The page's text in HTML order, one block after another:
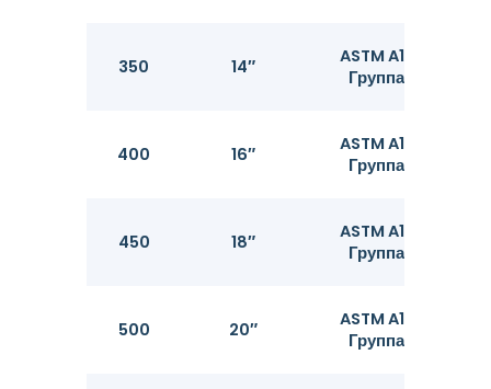
350 14″
ASTM A106
Группа B
400 16″
ASTM A106
Группа B
450 18″
ASTM A106
Группа B
500 20″
ASTM A106
Группа B